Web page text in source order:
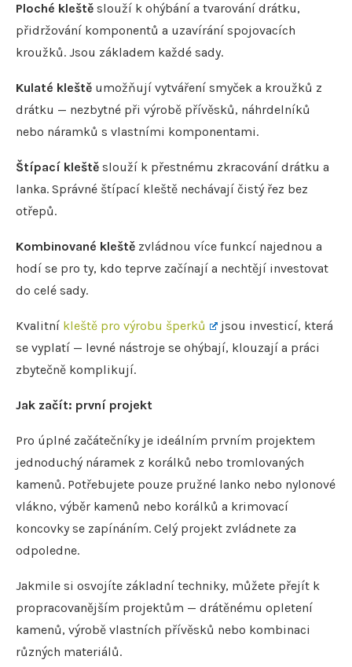
Ploché kleště slouží k ohýbání a tvarování drátku,
přidržování komponentů a uzavírání spojovacích
kroužků. Jsou základem každé sady.
Kulaté kleště umožňují vytváření smyček a kroužků z
drátku — nezbytné při výrobě přívěsků, náhrdelníků
nebo náramků s vlastními komponentami.
Štípací kleště slouží k přestnému zkracování drátku a
lanka. Správné štípací kleště nechávají čistý řez bez
otřepů.
Kombinované kleště zvládnou více funkcí najednou a
hodí se pro ty, kdo teprve začínají a nechtějí investovat
do celé sady.
Kvalitní kleště pro výrobu šperků
jsou investicí, která
se vyplatí — levné nástroje se ohýbají, klouzají a práci
zbytečně komplikují.
Jak začít: první projekt
Pro úplné začátečníky je ideálním prvním projektem
jednoduchý náramek z korálků nebo tromlovaných
kamenů. Potřebujete pouze pružné lanko nebo nylonové
vlákno, výběr kamenů nebo korálků a krimovací
koncovky se zapínáním. Celý projekt zvládnete za
odpoledne.
Jakmile si osvojíte základní techniky, můžete přejít k
propracovanějším projektům — drátěnému opletení
kamenů, výrobě vlastních přívěsků nebo kombinaci
různých materiálů.